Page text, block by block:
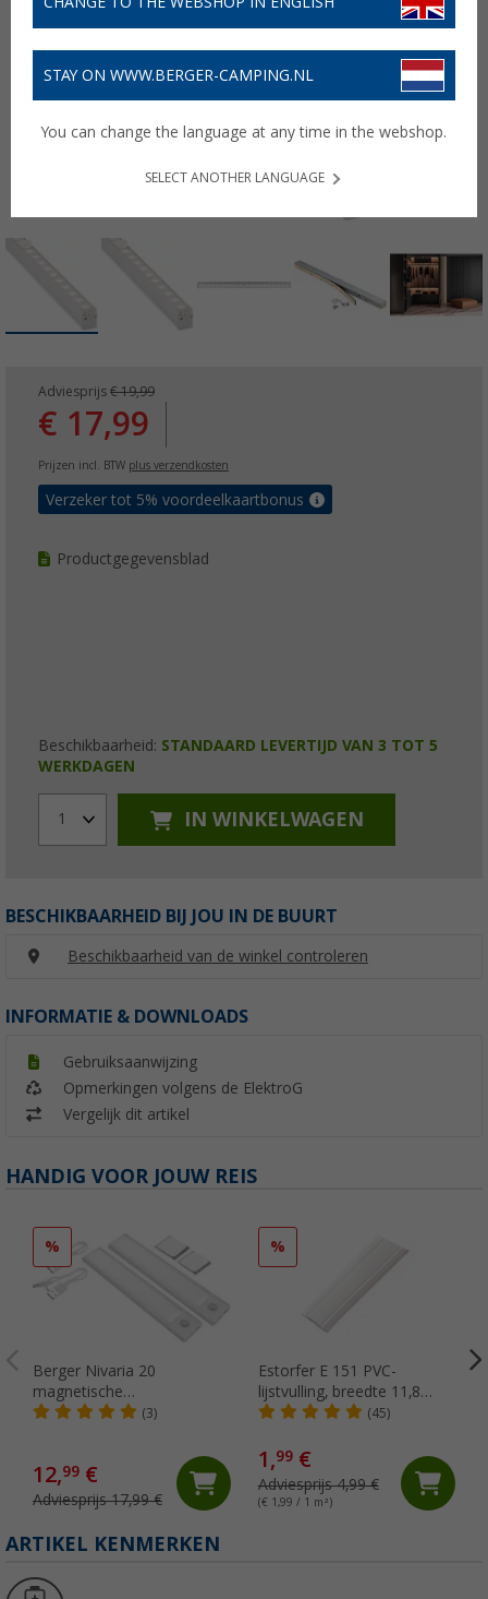
Adviesprijs € 19,99
€ 17,99
Prijzen incl. BTW plus verzendkosten
Verzeker tot 5% voordeelkaartbonus
Productgegevensblad
Beschikbaarheid: STANDAARD LEVERTIJD VAN 3 TOT 5
WERKDAGEN
1 IN WINKELWAGEN
BESCHIKBAARHEID BIJ JOU IN DE BUURT
Beschikbaarheid van de winkel controleren
INFORMATIE & DOWNLOADS
Gebruiksaanwijzing
Opmerkingen volgens de ElektroG
Vergelijk dit artikel
HANDIG VOOR JOUW REIS
%
Berger Nivaria 20
magnetische
onderkastlamp met
(3)
12,99 €
Adviesprijs 17,99 €
%
Estorfer E 151 PVC-
lijstvulling, breedte 11,8
mm, per meter, wit
(45)
1,99€
Adviesprijs 4,99 €
(€ 1,99 / 1 m²)
ARTIKEL KENMERKEN
STAY ON WWW.BERGER-CAMPING.NL
You can change the language at any time in the webshop.
SELECT ANOTHER LANGUAGE